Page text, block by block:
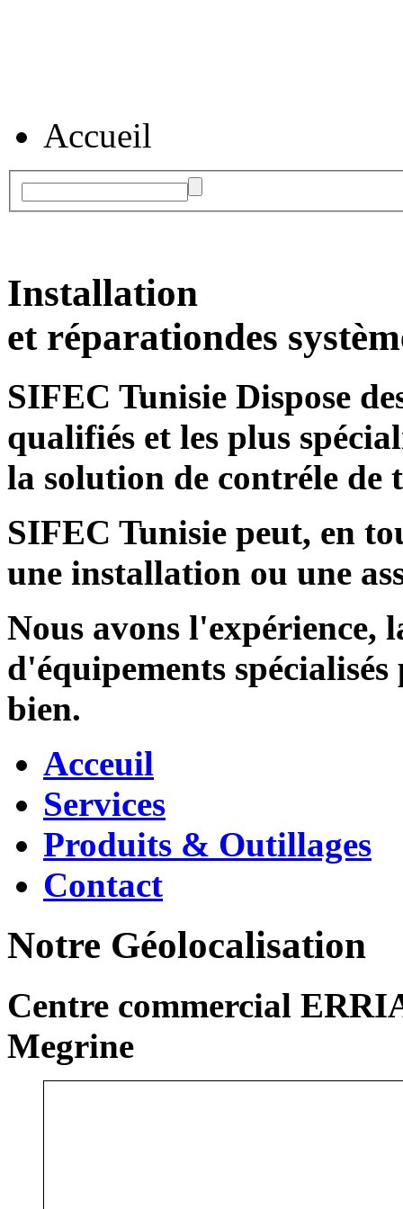
Accueil
Installation
et réparationdes
SIFEC Tunisie Dispose
qualifiés et les plus
la solution de contréle de
SIFEC Tunisie peut, en
une installation ou une
Nous avons l'expérience,
d'équipements
bien.
Acceuil
Services
Produits & Outillages
Contact
Notre Géolocalisation
Centre commercial
Megrine